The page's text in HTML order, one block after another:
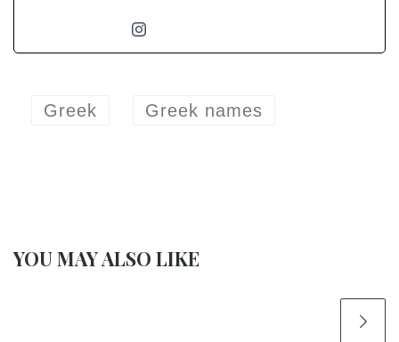
Greek Greek names
YOU MAY ALSO LIKE